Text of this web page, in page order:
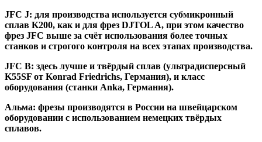
JFC J: для производства используется субмикронный
сплав K200, как и для фрез DJTOL A, при этом качество
фрез JFC выше за счёт использования более точных
станков и строгого контроля на всех этапах производства.
JFC B: здесь лучше и твёрдый сплав (ультрадисперсный
K55SF от Konrad Friedrichs, Германия), и класс
оборудования (станки Anka, Германия).
Альма: фрезы производятся в России на швейцарском
оборудовании с использованием немецких твёрдых
сплавов.